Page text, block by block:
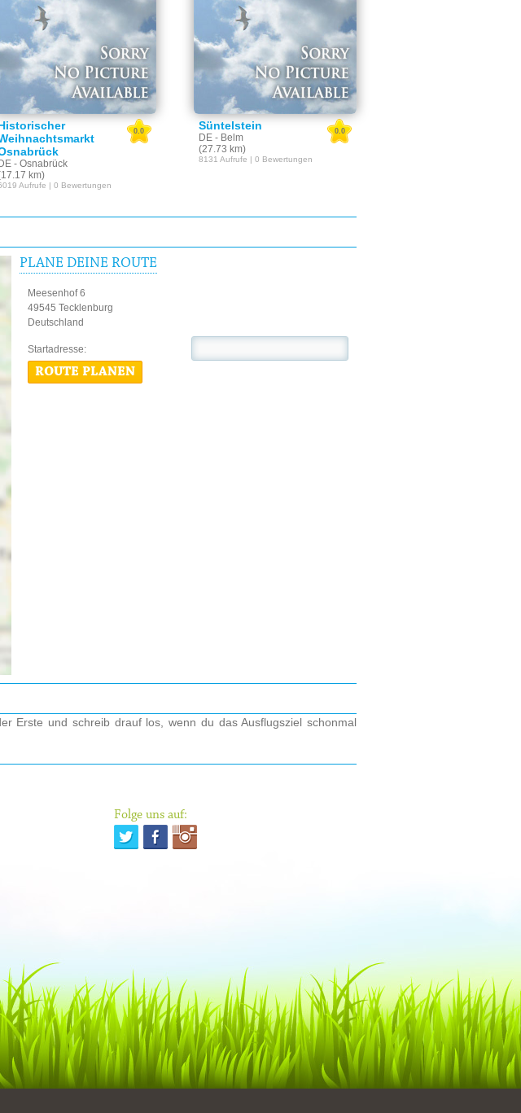
DE - Osnabrück
km)
0.0
Aufrufe | 0 Bewertungen
Süntelstein
DE - Belm
(27.73 km)
0.0
8131 Aufrufe | 0 Bewertungen
PLANE DEINE ROUTE
Meesenhof 6
49545 Tecklenburg
Deutschland
Startadresse:
ROUTE PLANEN
Erste und schreib drauf los, wenn du das Ausflugsziel schonmal
Folge uns auf: